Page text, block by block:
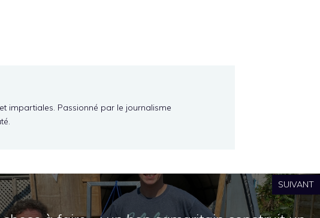
impartiales. Passionné par le journalisme
SUIVANT